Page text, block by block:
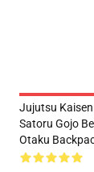
Jujutsu
Satoru Gojo
Otaku